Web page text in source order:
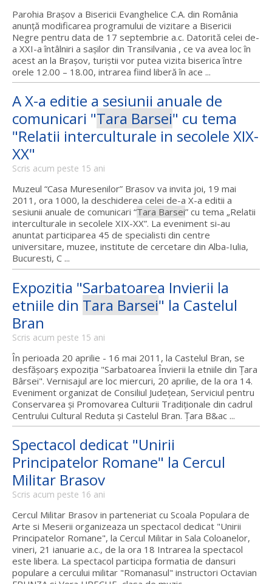
Parohia Braşov a Bisericii Evanghelice C.A. din România
anunţă modificarea programului de vizitare a Bisericii
Negre pentru data de 17 septembrie a.c. Datorită celei de-
a XXI-a întâlniri a saşilor din Transilvania , ce va avea loc în
acest an la Braşov, turiştii vor putea vizita biserica între
orele 12.00 – 18.00, intrarea fiind liberă în ace ...
A X-a editie a sesiunii anuale de
comunicari "Tara Barsei" cu tema
"Relatii interculturale in secolele XIX-
XX"
Scris acum peste 15 ani
Muzeul “Casa Muresenilor” Brasov va invita joi, 19 mai
2011, ora 1000, la deschiderea celei de-a X-a editii a
sesiunii anuale de comunicari “Tara Barsei” cu tema „Relatii
interculturale in secolele XIX-XX”. La eveniment si-au
anuntat participarea 45 de specialisti din centre
universitare, muzee, institute de cercetare din Alba-Iulia,
Bucuresti, C ...
Expozitia "Sarbatoarea Invierii la
etniile din Tara Barsei" la Castelul
Bran
Scris acum peste 15 ani
În perioada 20 aprilie - 16 mai 2011, la Castelul Bran, se
desfăşoarş expoziţia "Sarbatoarea Învierii la etniile din Ţara
Bârsei". Vernisajul are loc miercuri, 20 aprilie, de la ora 14.
Eveniment organizat de Consiliul Judeţean, Serviciul pentru
Conservarea şi Promovarea Culturii Tradiţionale din cadrul
Centrului Cultural Reduta şi Castelul Bran. Ţara B&ac ...
Spectacol dedicat "Unirii
Principatelor Romane" la Cercul
Militar Brasov
Scris acum peste 16 ani
Cercul Militar Brasov in parteneriat cu Scoala Populara de
Arte si Meserii organizeaza un spectacol dedicat "Unirii
Principatelor Romane", la Cercul Militar in Sala Coloanelor,
vineri, 21 ianuarie a.c., de la ora 18 Intrarea la spectacol
este libera. La spectacol participa formatia de dansuri
populare a cercului militar "Romanasul" instructori Octavian